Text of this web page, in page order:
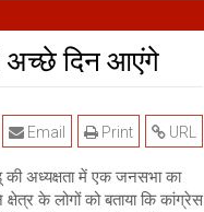
अच्छे दिन आएंगे
URL
Print
Email
की अध्यक्षता में एक जनसभा का
के लोगों को बताया कि कांग्रेस